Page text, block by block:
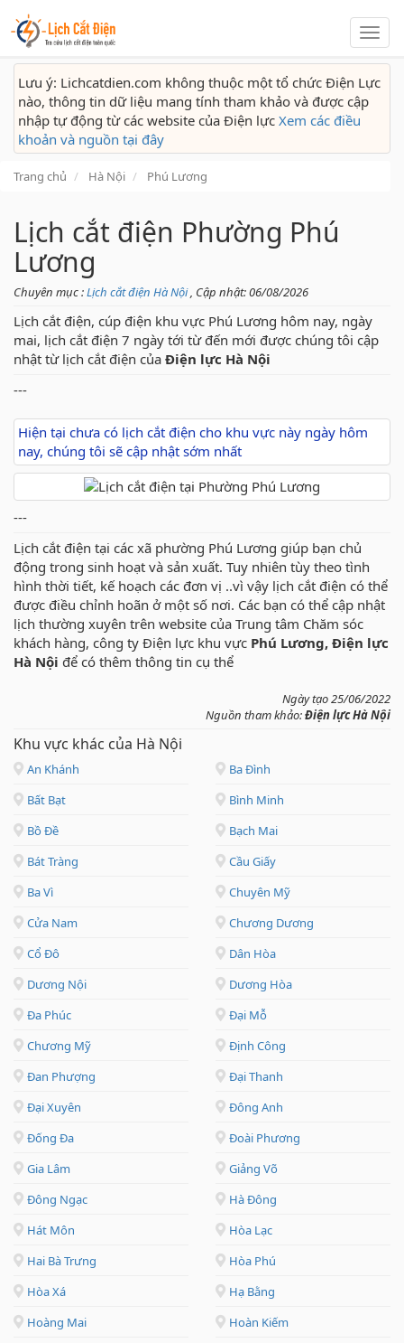
Lịch
cắt
Lưu ý: Lichcatdien.com không thuộc một tổ chức Điện Lực
nào, thông tin dữ liệu mang tính tham khảo và được cập
nhập tự động từ các website của Điện lực Xem các điều
khoản và nguồn tại đây
Trang chủ Hà Nội Phú Lương
Lịch cắt điện Phường Phú
Lương
Chuyên mục :Lịch cắt điện Hà Nội, Cập nhật: 06/08/2026
Lịch cắt điện, cúp điện khu vực Phú Lương hôm nay, ngày
mai, lịch cắt điện 7 ngày tới từ đến mới được chúng tôi cập
nhật từ lịch cắt điện của Điện lực Hà Nội
---
Hiện tại chưa có lịch cắt điện cho khu vực này ngày hôm
nay, chúng tôi sẽ cập nhật sớm nhất
---
Lịch cắt điện tại các xã phường Phú Lương giúp bạn chủ
động trong sinh hoạt và sản xuất. Tuy nhiên tùy theo tình
hình thời tiết, kế hoạch các đơn vị ..vì vậy lịch cắt điện có thể
được điều chỉnh hoãn ở một số nơi. Các bạn có thể cập nhật
lịch thường xuyên trên website của Trung tâm Chăm sóc
khách hàng, công ty Điện lực khu vực Phú Lương, Điện lực
Hà Nội để có thêm thông tin cụ thể
Ngày tạo 25/06/2022
Nguồn tham khảo:Điện lực Hà Nội
Khu vực khác của Hà Nội
An Khánh
Ba Đình
Bất Bạt
Bình Minh
Bồ Đề
Bạch Mai
Bát Tràng
Cầu Giấy
Ba Vì
Chuyên Mỹ
Cửa Nam
Chương Dương
Cổ Đô
Dân Hòa
Dương Nội
Dương Hòa
Đa Phúc
Đại Mỗ
Chương Mỹ
Định Công
Đan Phượng
Đại Thanh
Đại Xuyên
Đông Anh
Đống Đa
Đoài Phương
Gia Lâm
Giảng Võ
Đông Ngạc
Hà Đông
Hát Môn
Hòa Lạc
Hai Bà Trưng
Hòa Phú
Hòa Xá
Hạ Bằng
Hoàng Mai
Hoàn Kiếm